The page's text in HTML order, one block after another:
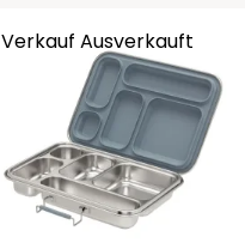
Verkauf Ausverkauft